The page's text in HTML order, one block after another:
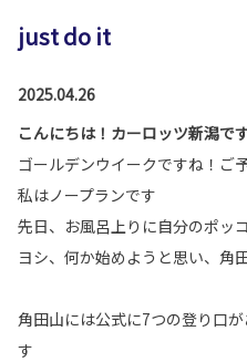
just do it
2025.04.26
こんにちは！カーロッツ新潟で
ゴールデンウイークですね！ご
私はノープランです
先日、お風呂上りに自分のポッ
ヨシ、何か始めようと思い、角
角田山には公式に7つの登り口
す